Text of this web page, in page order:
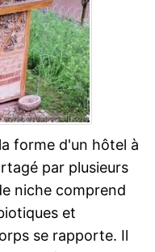
forme d'un hôtel à
par plusieurs
niche comprend
et
se rapporte. Il